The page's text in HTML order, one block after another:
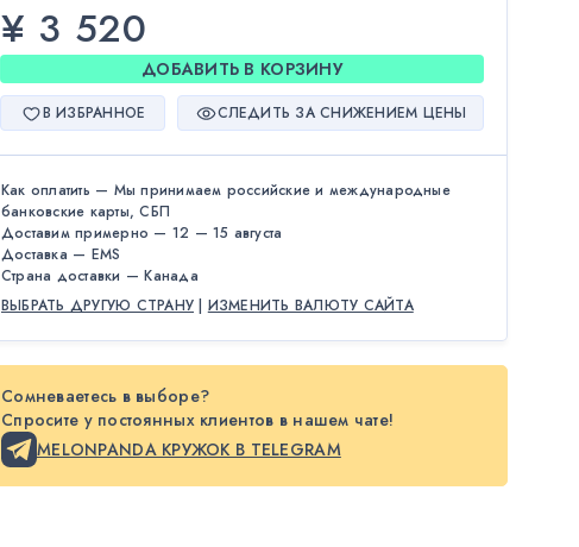
¥ 3 520
ДОБАВИТЬ В КОРЗИНУ
В ИЗБРАННОЕ СЛЕДИТЬ ЗА СНИЖЕНИЕМ ЦЕНЫ
Как оплатить — Мы принимаем российские и международные
банковские карты, СБП
Доставим примерно — 12 — 15 августа
Доставка — EMS
Страна доставки — Канада
ВЫБРАТЬ ДРУГУЮ СТРАНУ
ИЗМЕНИТЬ ВАЛЮТУ САЙТА
Сомневаетесь в выборе?
Спросите у постоянных клиентов в нашем чате!
MELONPANDA КРУЖОК В TELEGRAM